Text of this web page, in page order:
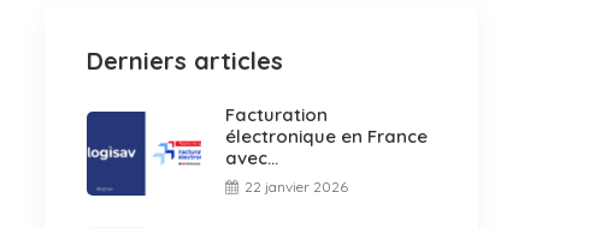
Derniers articles
Facturation
électronique en France
avec...
22 janvier 2026